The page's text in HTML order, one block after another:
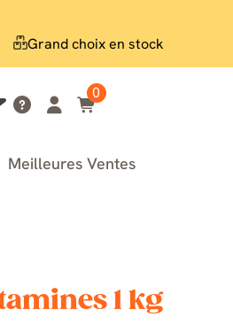
Grand choix en stock
0
Meilleures Ventes
1 kg